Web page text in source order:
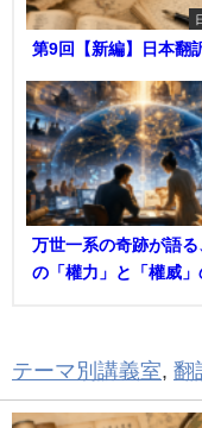
第9回【新編】日本翻
万世一系の奇跡が語る
の「權力」と「權威」
テーマ別講義室 翻